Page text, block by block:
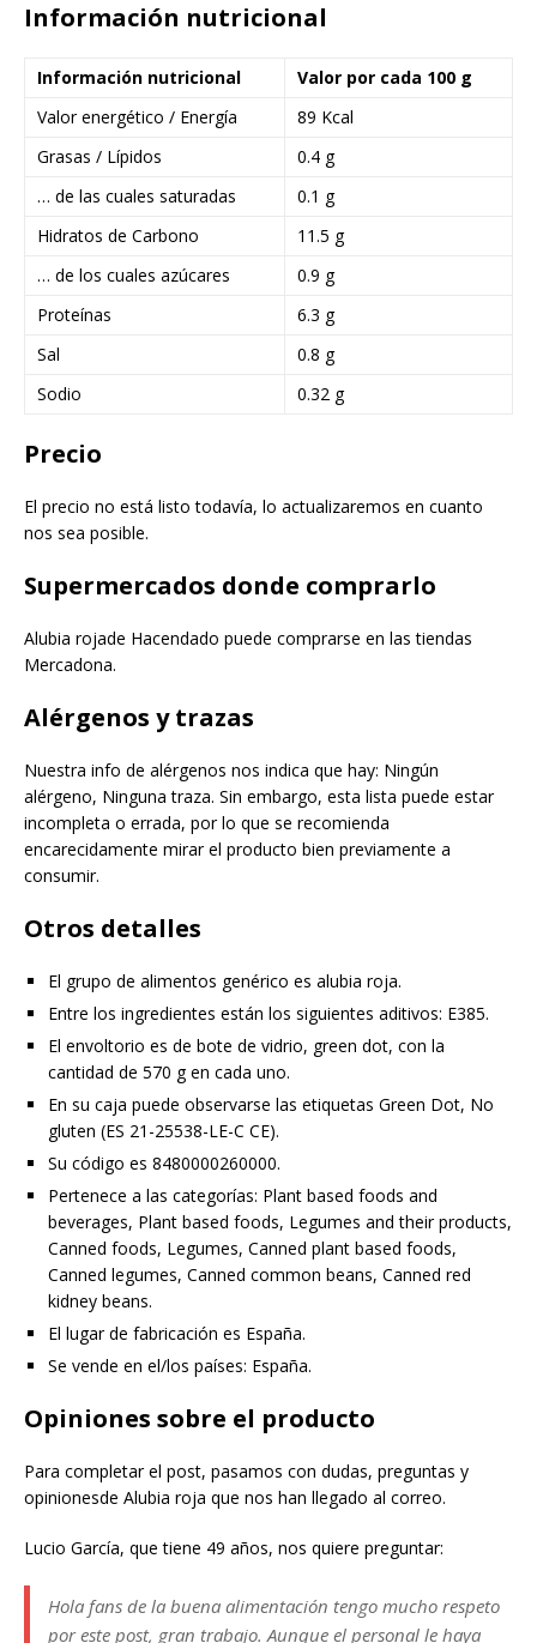
Información nutricional
Información nutricional
Valor por cada 100 g
Valor energético / Energía
89 Kcal
Grasas / Lípidos
0.4 g
… de las cuales saturadas
0.1 g
Hidratos de Carbono
11.5 g
… de los cuales azúcares
0.9 g
Proteínas
6.3 g
Sal
0.8 g
Sodio
0.32 g
Precio
El precio no está listo todavía, lo actualizaremos en cuanto
nos sea posible.
Supermercados donde comprarlo
Alubia rojade Hacendado puede comprarse en las tiendas
Mercadona.
Alérgenos y trazas
Nuestra info de alérgenos nos indica que hay: Ningún
alérgeno, Ninguna traza. Sin embargo, esta lista puede estar
incompleta o errada, por lo que se recomienda
encarecidamente mirar el producto bien previamente a
consumir.
Otros detalles
El grupo de alimentos genérico es alubia roja.
Entre los ingredientes están los siguientes aditivos: E385.
El envoltorio es de bote de vidrio, green dot, con la
cantidad de 570 g en cada uno.
En su caja puede observarse las etiquetas Green Dot, No
gluten (ES 21-25538-LE-C CE).
Su código es 8480000260000.
Pertenece a las categorías: Plant based foods and
beverages, Plant based foods, Legumes and their products,
Canned foods, Legumes, Canned plant based foods,
Canned legumes, Canned common beans, Canned red
kidney beans.
El lugar de fabricación es España.
Se vende en el/los países: España.
Opiniones sobre el producto
Para completar el post, pasamos con dudas, preguntas y
opinionesde Alubia roja que nos han llegado al correo.
Lucio García, que tiene 49 años, nos quiere preguntar:
Hola fans de la buena alimentación tengo mucho respeto
por este post, gran trabajo. Aunque el personal le haya